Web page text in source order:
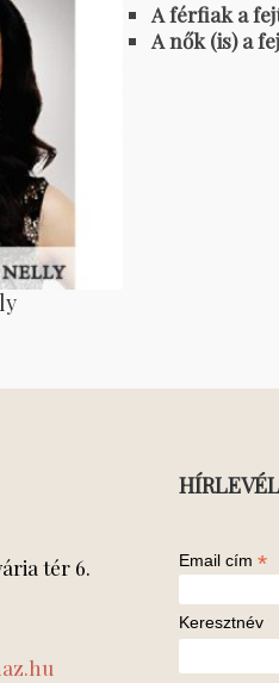
A férfiak a
A nők (is) a
tér 6.
HÍRLEVÉL
Email cím *
Keresztnév